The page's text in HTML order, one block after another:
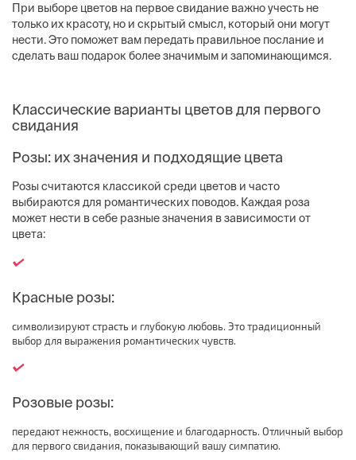
При выборе цветов на первое свидание важно учесть не
только их красоту, но и скрытый смысл, который они могут
нести. Это поможет вам передать правильное послание и
сделать ваш подарок более значимым и запоминающимся.
Классические варианты цветов для первого
свидания
Розы: их значения и подходящие цвета
Розы считаются классикой среди цветов и часто
выбираются для романтических поводов. Каждая роза
может нести в себе разные значения в зависимости от
цвета:
Красные розы:
символизируют страсть и глубокую любовь. Это традиционный
выбор для выражения романтических чувств.
Розовые розы:
передают нежность, восхищение и благодарность. Отличный выбор
для первого свидания, показывающий вашу симпатию.